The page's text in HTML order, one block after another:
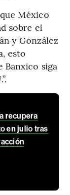
México
sobre el
y González
esto
Banxico siga
recupera
en julio tras